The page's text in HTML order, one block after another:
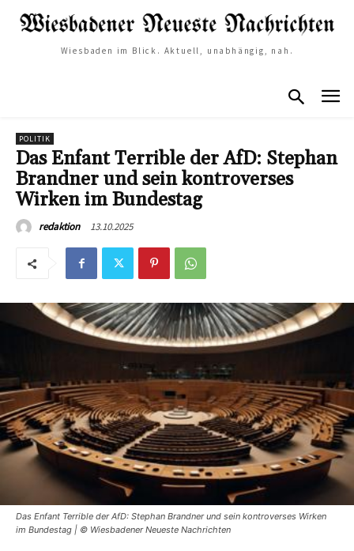
Wiesbaden im Blick. Aktuell, unabhängig, nah.
POLITIK
Das Enfant Terrible der AfD: Stephan
Brandner und sein kontroverses
Wirken im Bundestag
redaktion 13.10.2025
Das Enfant Terrible der AfD: Stephan Brandner und sein kontroverses Wirken
im Bundestag | © Wiesbadener Neueste Nachrichten